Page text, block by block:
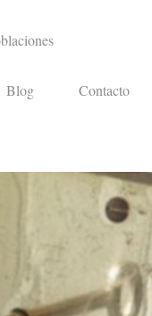
Blog Contacto